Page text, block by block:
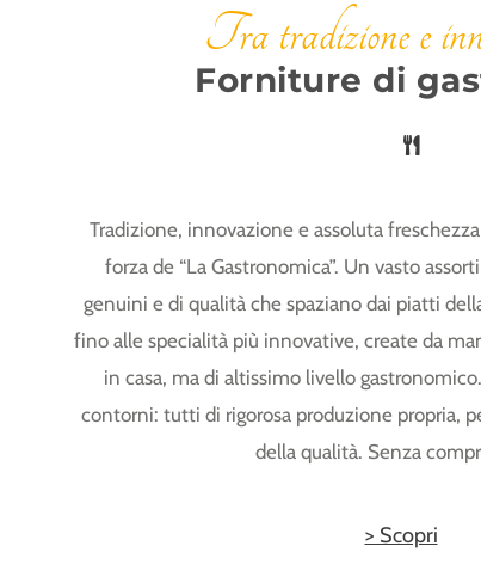
Tra tradizione e
Forniture di
Tradizione, innovazione e assoluta
forza de “La Gastronomica”. Un vasto
genuini e di qualità che spaziano dai piatti
fino alle specialità più innovative, create da
in casa, ma di altissimo livello
contorni: tutti di rigorosa produzione propria,
della qualità. Senza
> Scopri